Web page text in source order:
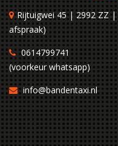
Rijtuigwei 45 | 2992 ZZ |
afspraak)
0614799741
(voorkeur whatsapp)
info@bandentaxi.nl